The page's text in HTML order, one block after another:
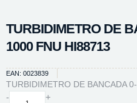
TURBIDIMETRO DE
1000 FNU HI88713
EAN: 0023839
TURBIDIMETRO DE BANCADA
-
TURBIDIMETRO
+